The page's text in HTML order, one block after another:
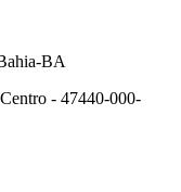
BA
- 47440-000-